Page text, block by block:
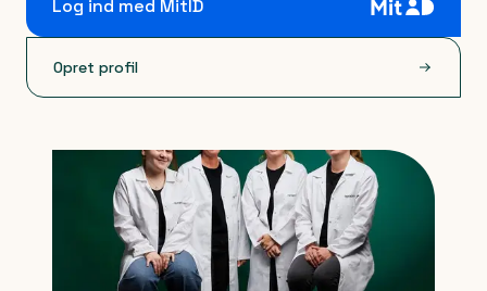
Log ind med MitID
Opret profil